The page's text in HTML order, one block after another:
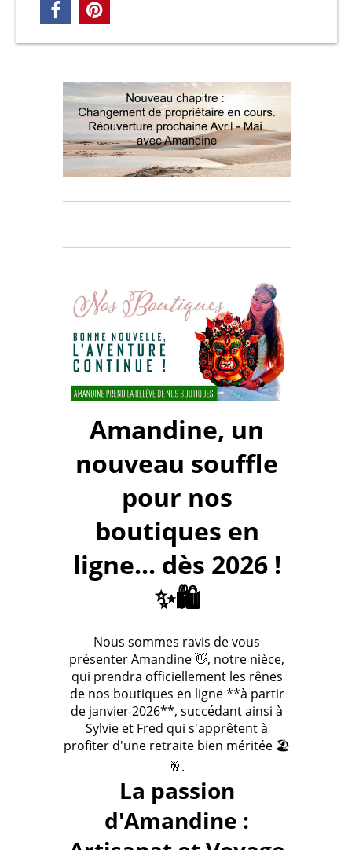
Amandine, un
nouveau souffle
pour nos
boutiques en
ligne... dès 2026 !
✨🛍️
Nous sommes ravis de vous
présenter Amandine 👋, notre nièce,
qui prendra officiellement les rênes
de nos boutiques en ligne **à partir
de janvier 2026**, succédant ainsi à
Sylvie et Fred qui s'apprêtent à
profiter d'une retraite bien méritée 🏖️
🥂.
La passion
d'Amandine :